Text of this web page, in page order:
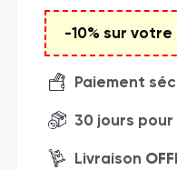
-10% sur
Paiement
30 jours
Livraison